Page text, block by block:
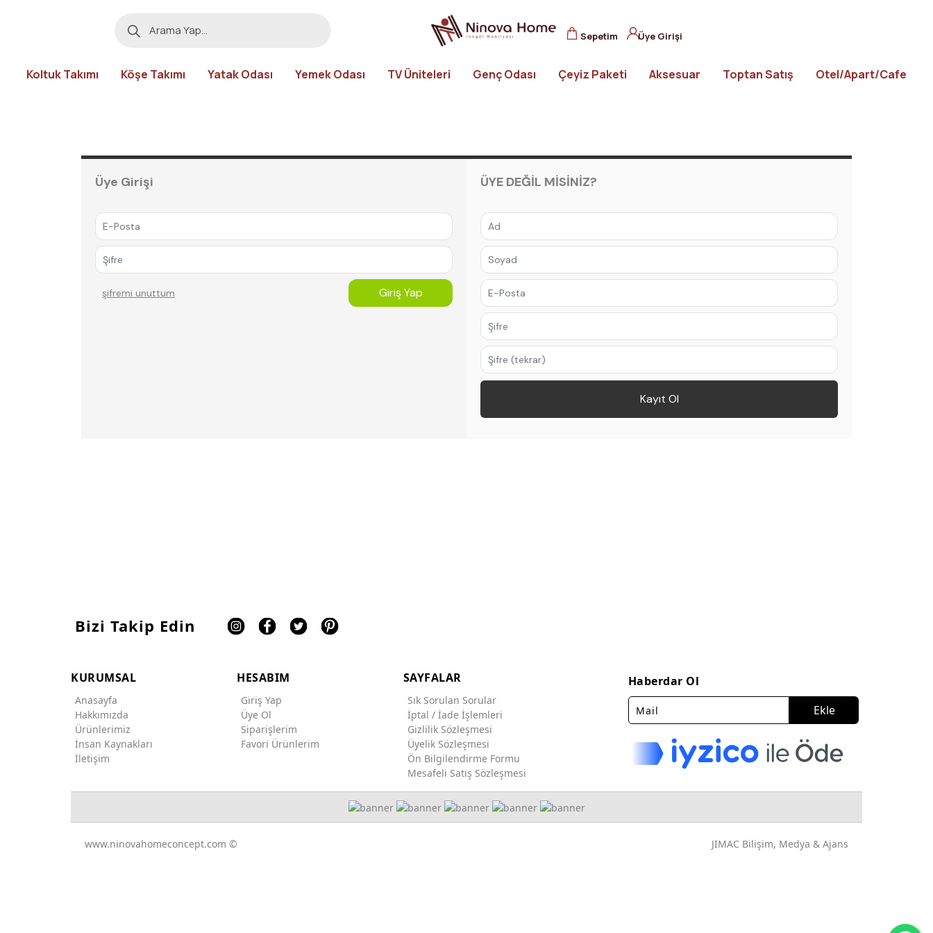
Üye Girişi
şi̇fremi̇ unuttum Giriş Yap
ÜYE DEĞİL MİSİNİZ?
Kayıt Ol
Üye Girişi
Sepetim
Koltuk Takımı Köşe Takımı Yatak Odası Yemek Odası TV Üniteleri Genç Odası Çeyiz Paketi Aksesuar Toptan Satış Otel/Apart/Cafe
Bizi Takip Edin
KURUMSAL
Anasayfa
Hakkımızda
Ürünlerimiz
İnsan Kaynakları
İletişim
HESABIM
Giriş Yap
Üye Ol
Siparişlerim
Favori Ürünlerim
SAYFALAR
Sık Sorulan Sorular
İptal / İade İşlemleri
Gizlilik Sözleşmesi
Üyelik Sözleşmesi
Ön Bilgilendirme Formu
Mesafeli Satış Sözleşmesi
Haberdar Ol
Ekle
www.ninovahomeconcept.com © JIMAC Bilişim, Medya & Ajans